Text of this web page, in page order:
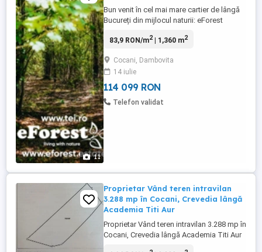
11
Bun venit în cel mai mare cartier de lângă
Bucureți din mijlocul naturii: eForest
orașului, dar suficient de aproape pentru a
ia naștere un ansamblu rezidențial unic,
conceput pentru cei care își doresc o viață
echilibrată, ...
83,9 RON/m2| 1,360 m2
Cocani, Dambovita
14 iulie
114 099 RON
Telefon validat
Proprietar Vând teren intravilan
3.288 mp în Cocani, Crevedia lângă
Academia Titi Aur
Proprietar Vând teren intravilan 3.288 mp în
Cocani, Crevedia lângă Academia Titi Aur